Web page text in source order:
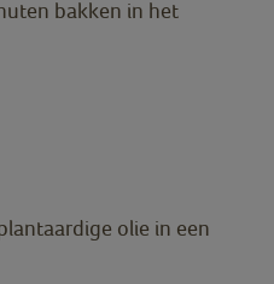
bakken in het
olie in een